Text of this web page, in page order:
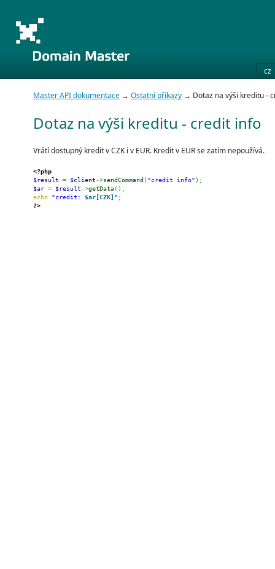
cz
Master API dokumentace → Ostatní příkazy → Dotaz na výši kreditu -
Dotaz na výši kreditu - credit info
Vrátí dostupný kredit v CZK i v EUR. Kredit v EUR se zatím nepoužívá.
<?php
$result
= $client->sendCommand ("credit info" ) ;
$ar = $result->getData( ) ;
echo
"credit: $ar[CZK] " ;
?>